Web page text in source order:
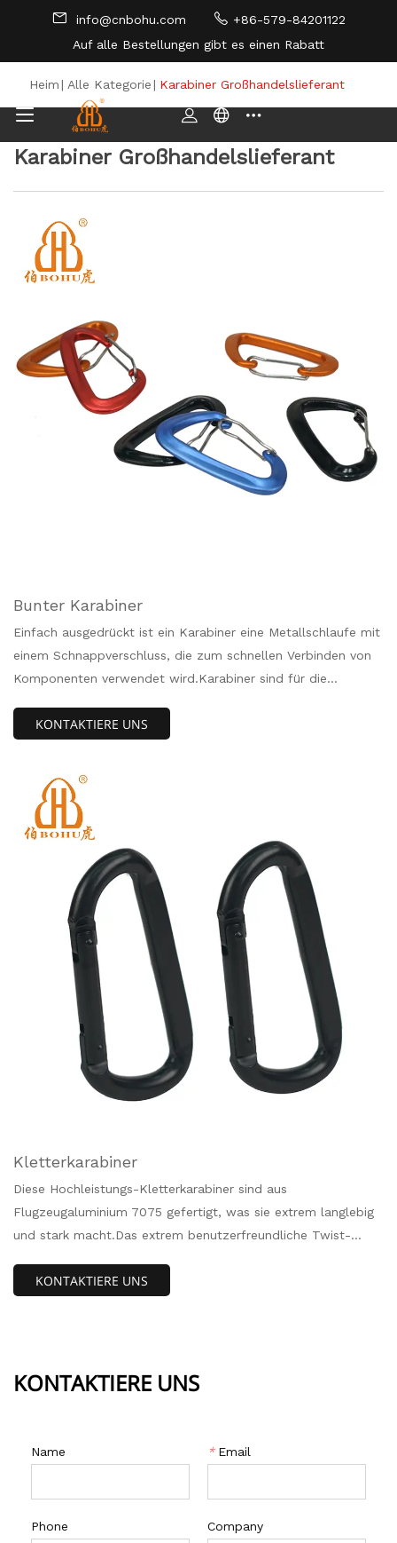
info@cnbohu.com
+86-579-84201122
Auf alle Bestellungen gibt es einen Rabatt
Heim| Alle Kategorie| Karabiner Großhandelslieferant
Karabiner Großhandelslieferant
Bunter Karabiner
Einfach ausgedrückt ist ein Karabiner eine Metallschlaufe mit
einem Schnappverschluss, die zum schnellen Verbinden von
Komponenten verwendet wird.Karabiner sind für die
andere Lifehacks.Befestigen Sie es an Ihrem
Sie es in Ihrem täglichen Leben.Hände weg!Dieses Produkt
hat unzählige Verwendungsmöglichkeiten, es kann auf Reisen,
als Griff oder Aufhänger verwendet werden und hat
Dutzende von Anwendungen rund ums Haus, Wohnmobil und
Boot, was es sehr praktisch und bequem für Ihr tägliches
Leben macht.
KONTAKTIERE UNS
Kletterkarabiner
Diese Hochleistungs-Kletterkarabiner sind aus
Flugzeugaluminium 7075 gefertigt, was sie extrem langlebig
und stark macht.Das extrem benutzerfreundliche Twist-
mit einer Hand zu bedienen.Dieser Karabiner lässt sich
KONTAKTIERE UNS
KONTAKTIERE UNS
Name * Email
Phone Company